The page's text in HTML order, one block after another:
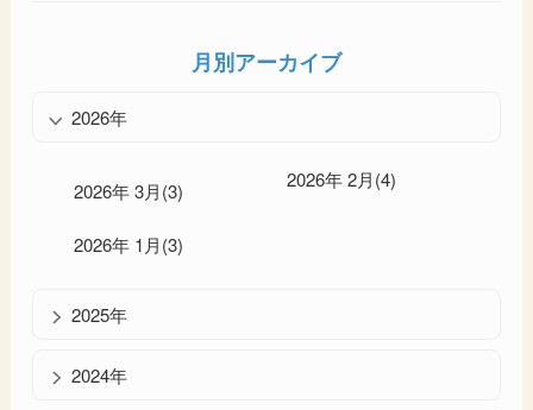
月別アーカイブ
2026年
2026年 3月(3) 2026年 2月(4)
2026年 1月(3)
2025年
2024年